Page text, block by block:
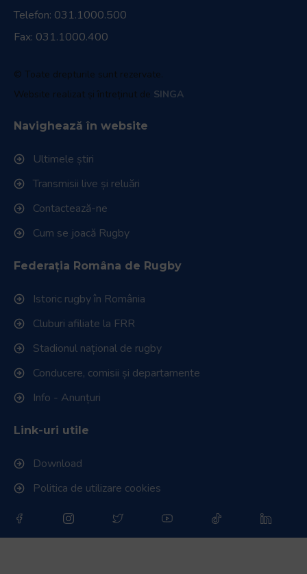
Telefon: 031.1000.500
Fax: 031.1000.400
© Toate drepturile sunt rezervate.
Website realizat și întreținut de SINGA
Navighează în website
Ultimele știri
Transmisii live și reluări
Contactează-ne
Cum se joacă Rugby
Federația Româna de Rugby
Istoric rugby în România
Cluburi afiliate la FRR
Stadionul național de rugby
Conducere, comisii și departamente
Info - Anunțuri
Link-uri utile
Download
Politica de utilizare cookies